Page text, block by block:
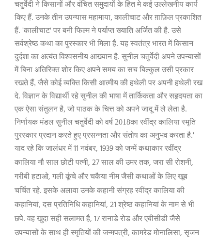
चतुर्वेदी ने किसानों और वंचित समुदायों के हित मे कई उल्लेखनीय कार्य
किए हैं. उनके तीन उपन्यास महामाया, कालीचाट और ग़ाफ़िल प्रकाशित
हैं. 'कालीचाट' पर बनी फिल्म ने पर्याप्त ख्याति अर्जित की है. उसे
सर्वश्रेष्ठ कथा का पुरस्कार भी मिला है. यह स्वतंत्र भारत में किसान
दुर्दशा का अत्यंत विश्वसनीय आख्यान है. सुनील चतुर्वेदी अपने उपन्यासों
में बिना अतिरिक्त शोर किए अपने समय का सच बिल्कुल उसी प्रकार
रखते हैं, जैसे कोई व्यक्ति किसी आत्मीय की हथेली पर अपनी हथेली रख
दे. विज्ञान के विद्यार्थी रहे सुनील की भाषा में तार्किकता और सहृदयता का
एक ऐसा संतुलन है, जो पाठक के चित्त को अपने जादू में ले लेता है.
निर्णायक मंडल सुनील चतुर्वेदी को वर्ष 2018का रवींद्र कालिया स्मृति
पुरस्कार प्रदान करते हुए प्रसन्नता और संतोष का अनुभव करता है.'
याद रहे कि जालंधर में11 नवंबर, 1939 को जन्में कथाकार रवींद्र
कालिया नौ साल छोटी पत्नी, 27 साल की उमर तक, जरा सी रोशनी,
गरीबी हटाओ, गली कूंचे और चकैया नीम जैसी कथाओं के लिए खूब
चर्चित रहे. इसके अलावा उनके कहानी संग्रह रवींद्र कालिया की
कहानियां, दस प्रतिनि‍धि कहानियां, 21 श्रेष्ठ कहानियां के नाम से भी
छपे. वह खुदा सही सलामत है, 17 रानाडे रोड और एबीसीडी जैसे
उपन्यासों के साथ ही स्मृतियों की जन्मपत्री, कामरेड मोनालिसा, सृजन